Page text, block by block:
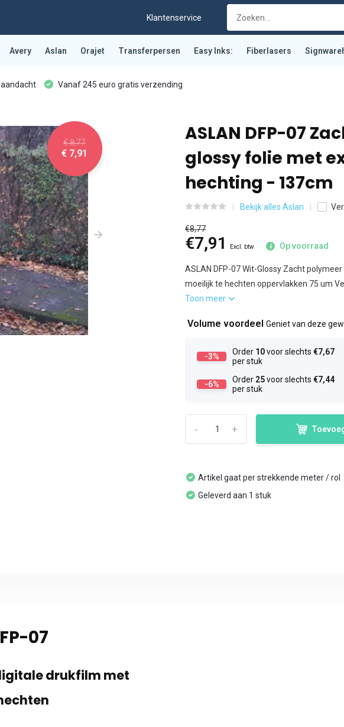
Klantenservice
Avery Aslan Orajet Transferpersen Easy Inks: Fiberlasers
Vanaf 245 euro gratis verzending
€ 8,77
€ 7,91
ASLAN DFP-07
glossy folie met
hechting - 137cm
Bekijk alles Aslan
€8,77
€7,91 Excl. btw Op voorraad
ASLAN DFP-07 Wit-Glossy Zacht
moeilijk te hechten oppervlakken 75 um
Toon meer
Volume voordeelGeniet van deze
-3% Order 10voor slechts€7,67
per stuk
-6% Order 25voor slechts€7,44
per stuk
+
-
Artikel gaat per strekkende meter / rol
Geleverd aan 1 stuk
07
drukfilm met